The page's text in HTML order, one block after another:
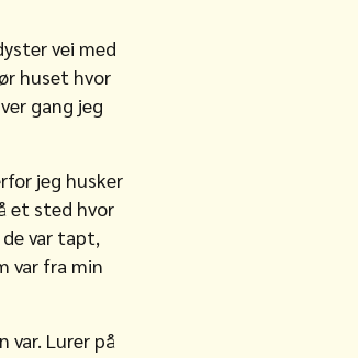
vei med
huset hvor
gang jeg
jeg husker
et sted hvor
var tapt,
var fra min
var. Lurer på